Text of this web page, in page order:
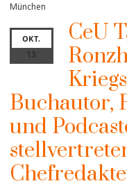
München
OKT.
13
CeU
Buchautor,
und